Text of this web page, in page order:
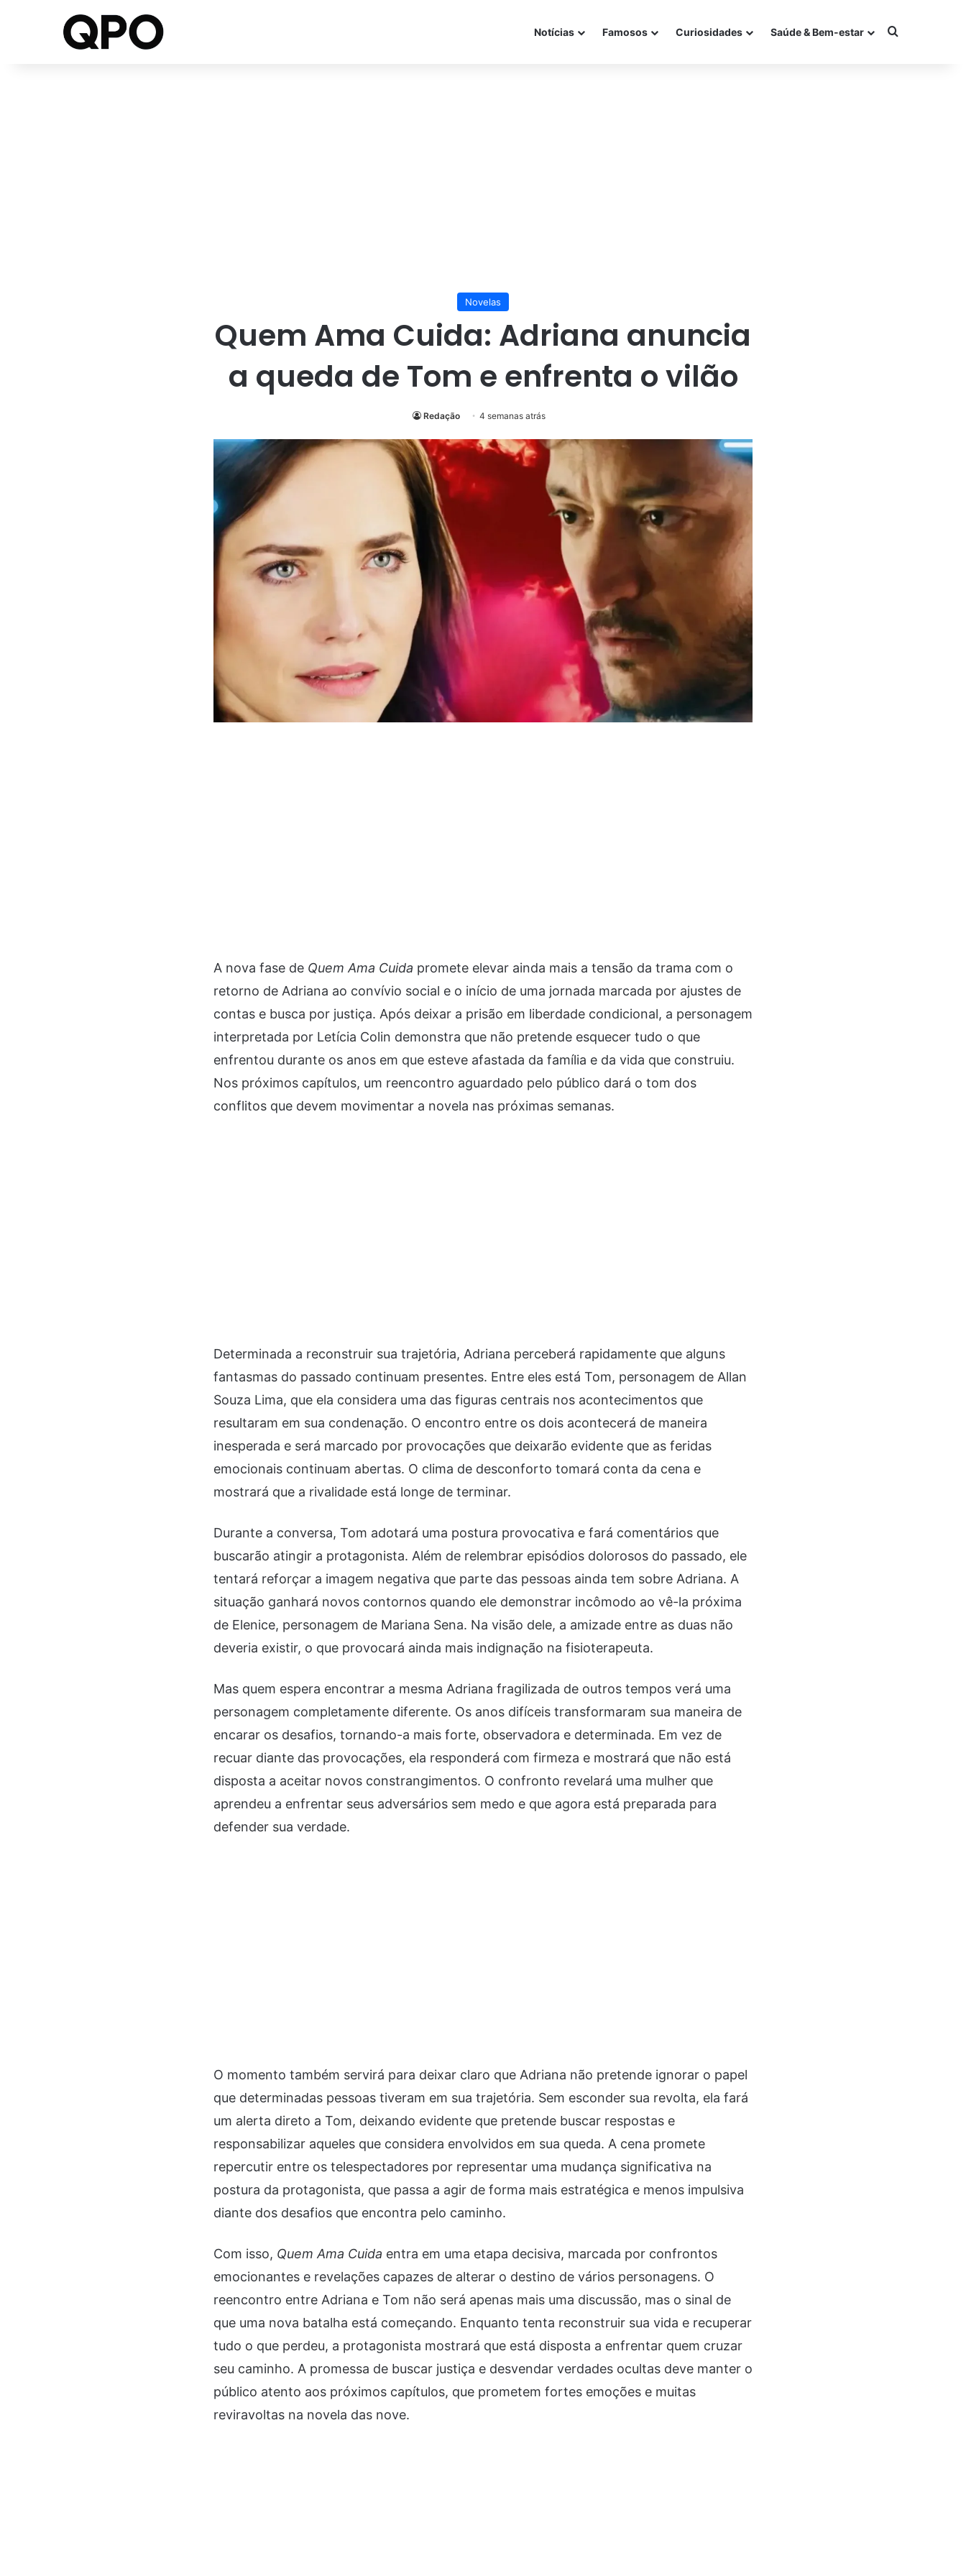
Notícias Famosos Curiosidades Saúde & Bem-estar Procurar por
Novelas
Quem Ama Cuida: Adriana anuncia
a queda de Tom e enfrenta o vilão
Redação 4 semanas atrás
A nova fase de Quem Ama Cuida promete elevar ainda mais a tensão da trama com o
retorno de Adriana ao convívio social e o início de uma jornada marcada por ajustes de
contas e busca por justiça. Após deixar a prisão em liberdade condicional, a personagem
interpretada por Letícia Colin demonstra que não pretende esquecer tudo o que
enfrentou durante os anos em que esteve afastada da família e da vida que construiu.
Nos próximos capítulos, um reencontro aguardado pelo público dará o tom dos
conflitos que devem movimentar a novela nas próximas semanas.
Determinada a reconstruir sua trajetória, Adriana perceberá rapidamente que alguns
fantasmas do passado continuam presentes. Entre eles está Tom, personagem de Allan
Souza Lima, que ela considera uma das figuras centrais nos acontecimentos que
resultaram em sua condenação. O encontro entre os dois acontecerá de maneira
inesperada e será marcado por provocações que deixarão evidente que as feridas
emocionais continuam abertas. O clima de desconforto tomará conta da cena e
mostrará que a rivalidade está longe de terminar.
Durante a conversa, Tom adotará uma postura provocativa e fará comentários que
buscarão atingir a protagonista. Além de relembrar episódios dolorosos do passado, ele
tentará reforçar a imagem negativa que parte das pessoas ainda tem sobre Adriana. A
situação ganhará novos contornos quando ele demonstrar incômodo ao vê-la próxima
de Elenice, personagem de Mariana Sena. Na visão dele, a amizade entre as duas não
deveria existir, o que provocará ainda mais indignação na fisioterapeuta.
Mas quem espera encontrar a mesma Adriana fragilizada de outros tempos verá uma
personagem completamente diferente. Os anos difíceis transformaram sua maneira de
encarar os desafios, tornando-a mais forte, observadora e determinada. Em vez de
recuar diante das provocações, ela responderá com firmeza e mostrará que não está
disposta a aceitar novos constrangimentos. O confronto revelará uma mulher que
aprendeu a enfrentar seus adversários sem medo e que agora está preparada para
defender sua verdade.
O momento também servirá para deixar claro que Adriana não pretende ignorar o papel
que determinadas pessoas tiveram em sua trajetória. Sem esconder sua revolta, ela fará
um alerta direto a Tom, deixando evidente que pretende buscar respostas e
responsabilizar aqueles que considera envolvidos em sua queda. A cena promete
repercutir entre os telespectadores por representar uma mudança significativa na
postura da protagonista, que passa a agir de forma mais estratégica e menos impulsiva
diante dos desafios que encontra pelo caminho.
Com isso, Quem Ama Cuida entra em uma etapa decisiva, marcada por confrontos
emocionantes e revelações capazes de alterar o destino de vários personagens. O
reencontro entre Adriana e Tom não será apenas mais uma discussão, mas o sinal de
que uma nova batalha está começando. Enquanto tenta reconstruir sua vida e recuperar
tudo o que perdeu, a protagonista mostrará que está disposta a enfrentar quem cruzar
seu caminho. A promessa de buscar justiça e desvendar verdades ocultas deve manter o
público atento aos próximos capítulos, que prometem fortes emoções e muitas
reviravoltas na novela das nove.